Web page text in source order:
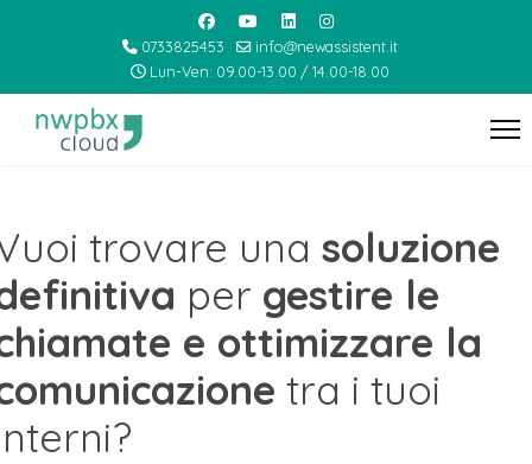
0733825453
info@newassistent.it
Lun-Ven: 09.00-13.00 / 14.00-18.00
trovare una soluzione
per gestire le
e ottimizzare la
tra i tuoi